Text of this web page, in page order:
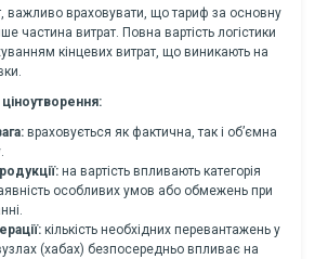
враховувати, що тариф за основну
частина витрат. Повна вартість логістики
кінцевих витрат, що виникають на
враховується як фактична, так і об’ємна
на вартість впливають категорія
особливих умов або обмежень при
кількість необхідних перевантажень у
(хабах) безпосередньо впливає на